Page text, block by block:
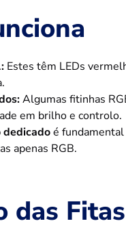
Estes têm LEDs
Algumas fitinhas
em brilho e controlo.
dedicadoé
apenas RGB.
das